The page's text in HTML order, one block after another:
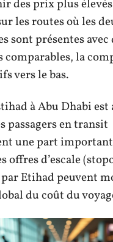
des prix plus
les routes où les
sont présentes avec
comparables, la
vers le bas.
à Abu Dhabi est
passagers en transit
une part
offres d’escale
par Etihad peuvent
du coût du